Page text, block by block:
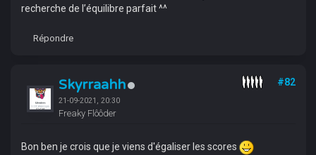
recherche de l’équilibre parfait ^^
Répondre
Skyrraahh
21-09-2021, 20:30
Freaky Flôôder
#82
Bon ben je crois que je viens d'égaliser les scores